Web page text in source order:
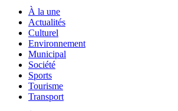
À la une
Actualités
Culturel
Environnement
Municipal
Société
Sports
Tourisme
Transport